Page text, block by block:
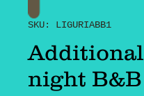
SKU: LIGURIABB1
Additional
night B&B